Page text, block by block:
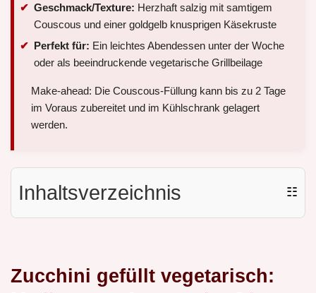
Geschmack/Texture: Herzhaft salzig mit samtigem
Couscous und einer goldgelb knusprigen Käsekruste
Perfekt für: Ein leichtes Abendessen unter der Woche
oder als beeindruckende vegetarische Grillbeilage
Make-ahead: Die Couscous-Füllung kann bis zu 2 Tage
im Voraus zubereitet und im Kühlschrank gelagert
werden.
Inhaltsverzeichnis ☷
Zucchini gefüllt vegetarisch: